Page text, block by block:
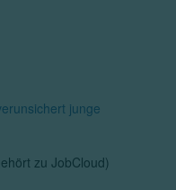
junge
zu JobCloud)